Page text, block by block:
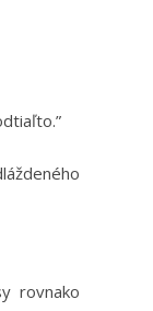
rovnako